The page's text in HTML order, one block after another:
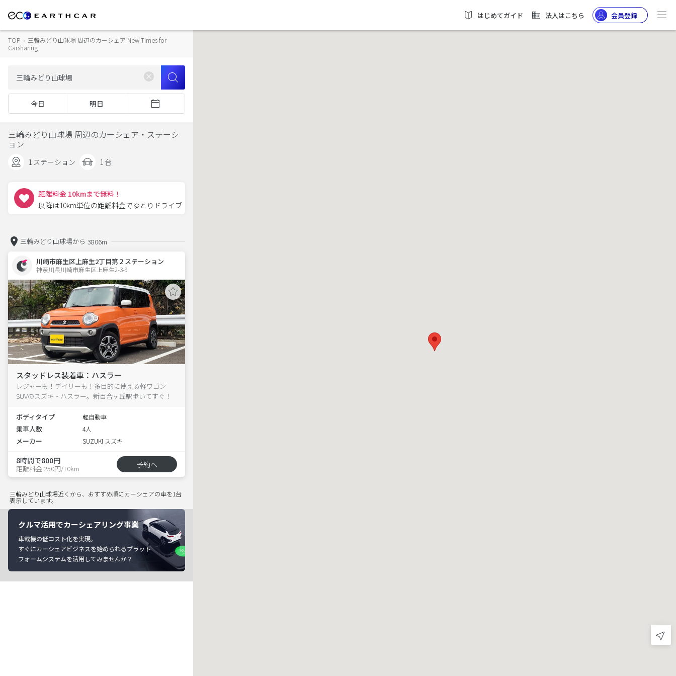
はじめてガイド 法人はこちら 会員登録
TOP › 三輪みどり山球場 周辺のカーシェア New Times for
Carsharing
今日 明日
三輪みどり山球場 周辺のカーシェア・ステーシ
ョン
1 ステーション 1 台
距離料金 10kmまで無料！
以降は10km単位の距離料金でゆとりドライブ
三輪みどり山球場から 3806m
川崎市麻生区上麻生2丁目第２ステーション
神奈川県川崎市麻生区上麻生2-3-9
スタッドレス装着車：ハスラー
レジャーも！デイリーも！多目的に使える軽ワゴン
SUVのスズキ・ハスラー。新百合ヶ丘駅歩いてすぐ！
ボディタイプ 軽自動車
乗車人数 4人
メーカー SUZUKI スズキ
8時間で800円
距離料金 250円/10km 予約へ
三輪みどり山球場近くから、おすすめ順にカーシェアの車を1台
表示しています。
クルマ活用でカーシェアリング事業
車載機の低コスト化を実現。
すぐにカーシェアビジネスを始められるプラット
フォームシステムを活用してみませんか？